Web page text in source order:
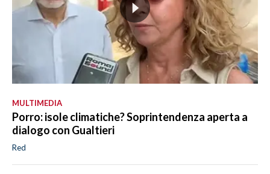
MULTIMEDIA
Porro: isole climatiche? Soprintendenza aperta a
dialogo con Gualtieri
Red